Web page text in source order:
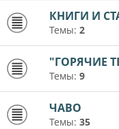
КНИГИ И
Темы: 2
"ГОРЯЧИЕ
Темы: 9
ЧАВО
Темы: 35